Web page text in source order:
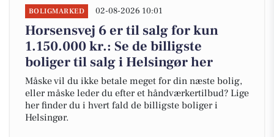
BOLIGMARKED 02-08-2026 10:01
Horsensvej 6 er til salg for kun
1.150.000 kr.: Se de billigste
boliger til salg i Helsingør her
Måske vil du ikke betale meget for din næste bolig,
eller måske leder du efter et håndværkertilbud? Lige
her finder du i hvert fald de billigste boliger i
Helsingør.